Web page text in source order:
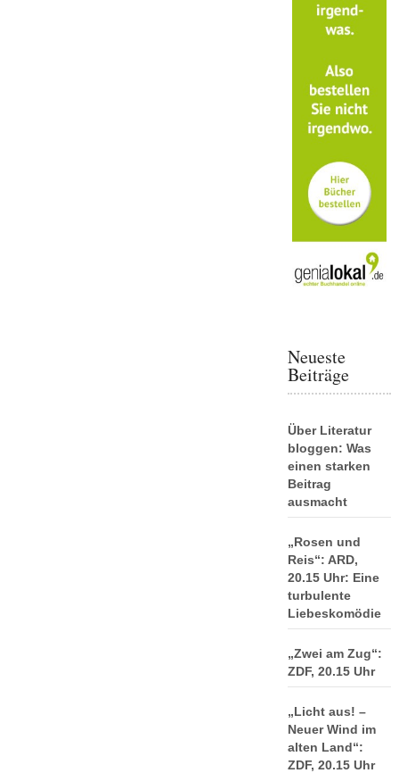
Neueste
Beiträge
Über Literatur
bloggen: Was
einen starken
Beitrag
ausmacht
„Rosen und
Reis“: ARD,
20.15 Uhr: Eine
turbulente
Liebeskomödie
„Zwei am Zug“:
ZDF, 20.15 Uhr
„Licht aus! –
Neuer Wind im
alten Land“:
ZDF, 20.15 Uhr